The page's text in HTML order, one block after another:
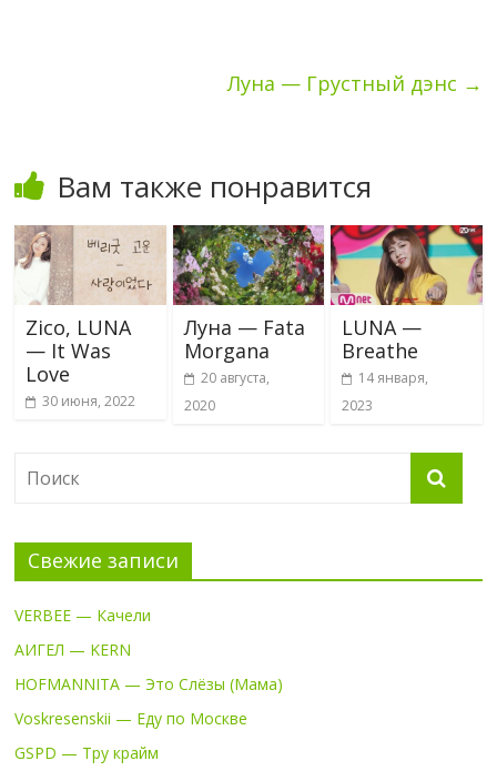
Луна — Грустный дэнс →
Вам также понравится
Zico, LUNA
— It Was
Love
30 июня, 2022
Луна — Fata
Morgana
20 августа,
2020
LUNA —
Breathe
14 января,
2023
Свежие записи
VERBEE — Качели
АИГЕЛ — KERN
HOFMANNITA — Это Слёзы (Мама)
Voskresenskii — Еду по Москве
GSPD — Тру крайм